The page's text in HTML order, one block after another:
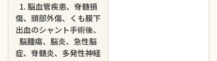
1. 脳血管疾患、脊髄損
傷、頭部外傷、くも膜下
出血のシャント手術後、
脳腫瘍、脳炎、急性脳
症、脊髄炎、多発性神経